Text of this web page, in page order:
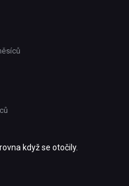
když se otočily.